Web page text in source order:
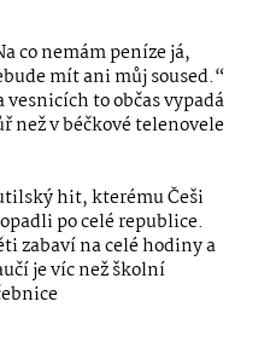
co nemám peníze já,
mít ani můj soused.“
vesnicích to občas vypadá
než v béčkové telenovele
hit, kterému Češi
po celé republice.
zabaví na celé hodiny a
je víc než školní